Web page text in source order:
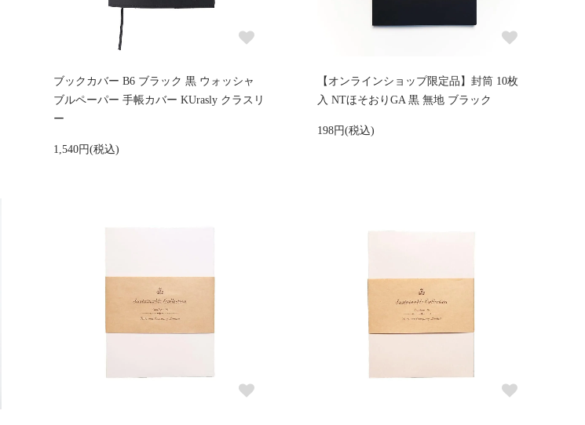
ブックカバー B6 ブラック 黒 ウォッシャ
ブルペーパー 手帳カバー KUrasly クラスリ
ー
1,540円(税込)
【オンラインショップ限定品】封筒 10枚
入 NTほそおりGA 黒 無地 ブラック
198円(税込)